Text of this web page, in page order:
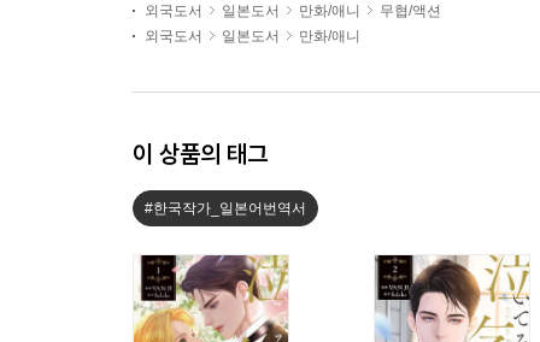
외국도서 일본도서 만화/애니
무협/액션
외국도서
일본도서 만화/애니
이 상품의 태그
#한국작가_일본어번역서